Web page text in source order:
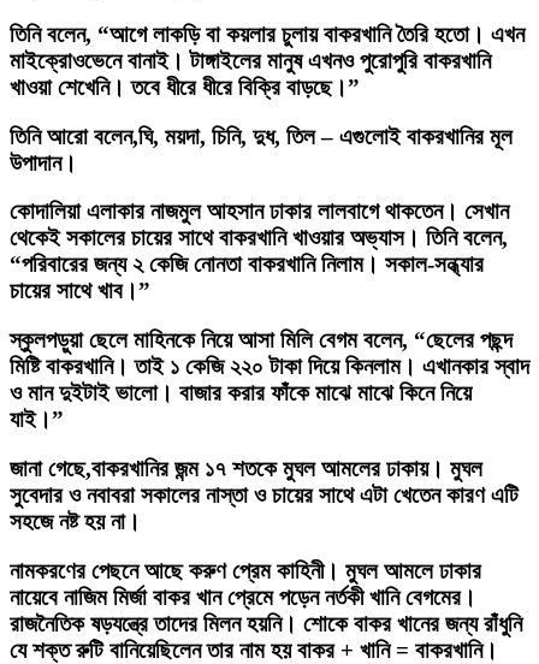
তিনি বলেন, “আগে লাকড়ি বা কয়লার চুলায় বাকরখানি তৈরি হতো। এখন
মাইক্রোওভেনে বানাই। টাঙ্গাইলের মানুষ এখনও পুরোপুরি বাকরখানি
খাওয়া শেখেনি। তবে ধীরে ধীরে বিক্রি বাড়ছে।”
তিনি আরো বলেন,ঘি, ময়দা, চিনি, দুধ, তিল – এগুলোই বাকরখানির মূল
উপাদান।
কোদালিয়া এলাকার নাজমুল আহসান ঢাকার লালবাগে থাকতেন। সেখান
থেকেই সকালের চায়ের সাথে বাকরখানি খাওয়ার অভ্যাস। তিনি বলেন,
“পরিবারের জন্য ২ কেজি নোনতা বাকরখানি নিলাম। সকাল-সন্ধ্যার
চায়ের সাথে খাব।”
স্কুলপড়ুয়া ছেলে মাহিনকে নিয়ে আসা মিলি বেগম বলেন, “ছেলের পছন্দ
মিষ্টি বাকরখানি। তাই ১ কেজি ২২০ টাকা দিয়ে কিনলাম। এখানকার স্বাদ
ও মান দুইটাই ভালো। বাজার করার ফাঁকে মাঝে মাঝে কিনে নিয়ে
যাই।”
জানা গেছে,বাকরখানির জন্ম ১৭ শতকে মুঘল আমলের ঢাকায়। মুঘল
সুবেদার ও নবাবরা সকালের নাস্তা ও চায়ের সাথে এটা খেতেন কারণ এটি
সহজে নষ্ট হয় না।
নামকরণের পেছনে আছে করুণ প্রেম কাহিনী। মুঘল আমলে ঢাকার
নায়েবে নাজিম মির্জা বাকর খান প্রেমে পড়েন নর্তকী খানি বেগমের।
রাজনৈতিক ষড়যন্ত্রে তাদের মিলন হয়নি। শোকে বাকর খানের জন্য রাঁধুনি
যে শক্ত রুটি বানিয়েছিলেন তার নাম হয় বাকর + খানি = বাকরখানি।